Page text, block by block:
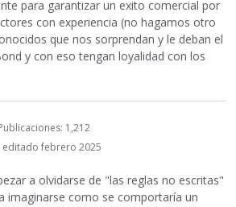
para garantizar un exito comercial por
con experiencia (no hagamos otro
que nos sorprendan y le deban el
y con eso tengan loyalidad con los
1,212
editado febrero 2025
a olvidarse de "las reglas no escritas"
imaginarse como se comportaría un